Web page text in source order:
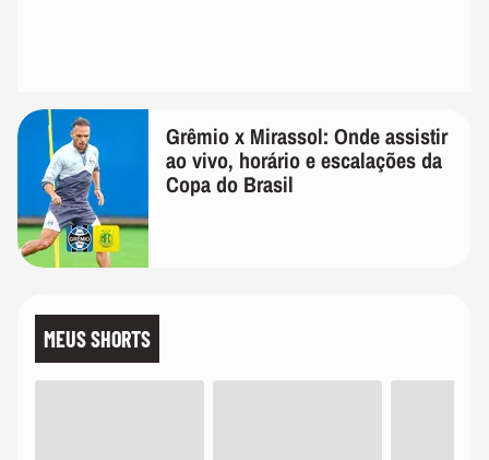
Grêmio x Mirassol: Onde assistir
ao vivo, horário e escalações da
Copa do Brasil
MEUS SHORTS